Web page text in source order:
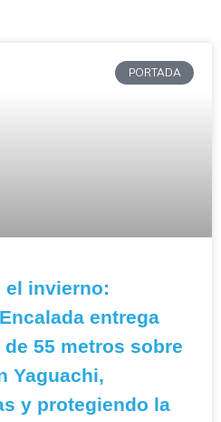
PORTADA
el invierno:
entrega
55 metros sobre
Yaguachi,
y protegiendo la